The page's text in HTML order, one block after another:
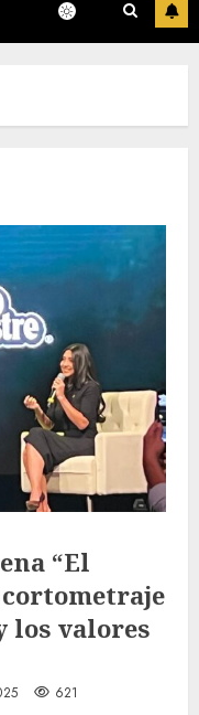
“El
cortometraje
los valores
621